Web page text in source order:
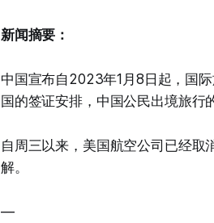
新闻摘要：
中国宣布自2023年1月8日起，国
国的签证安排，中国公民出境旅行
自周三以来，美国航空公司已经取
解。
—